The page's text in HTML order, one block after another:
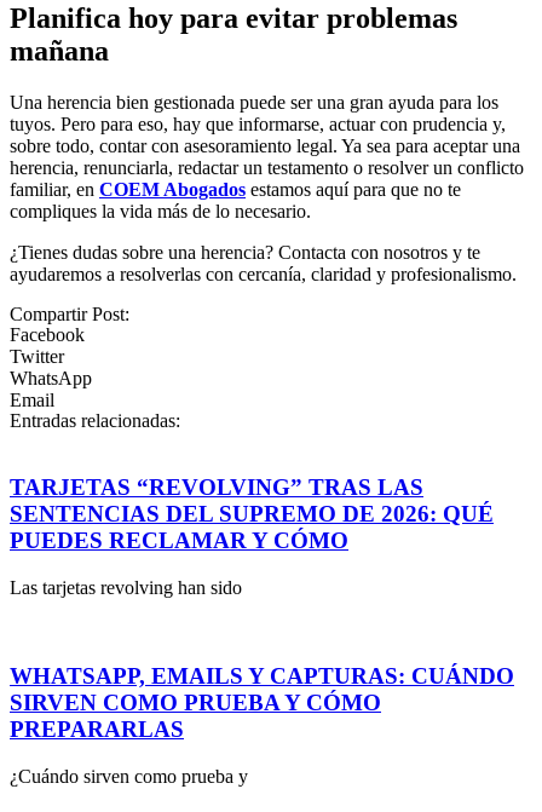
Planifica hoy para evitar problemas
mañana
Una herencia bien gestionada puede ser una gran ayuda para los
tuyos. Pero para eso, hay que informarse, actuar con prudencia y,
sobre todo, contar con asesoramiento legal. Ya sea para aceptar una
herencia, renunciarla, redactar un testamento o resolver un conflicto
familiar, en COEM Abogados estamos aquí para que no te
compliques la vida más de lo necesario.
¿Tienes dudas sobre una herencia? Contacta con nosotros y te
ayudaremos a resolverlas con cercanía, claridad y profesionalismo.
Compartir Post:
Facebook
Twitter
WhatsApp
Email
Entradas relacionadas:
TARJETAS “REVOLVING” TRAS LAS
SENTENCIAS DEL SUPREMO DE 2026: QUÉ
PUEDES RECLAMAR Y CÓMO
Las tarjetas revolving han sido
WHATSAPP, EMAILS Y CAPTURAS: CUÁNDO
SIRVEN COMO PRUEBA Y CÓMO
PREPARARLAS
¿Cuándo sirven como prueba y